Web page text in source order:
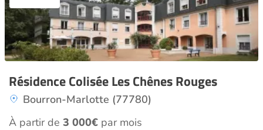
Résidence Colisée Les Chênes Rouges
Bourron-Marlotte (77780)
À partir de 3 000€ par mois